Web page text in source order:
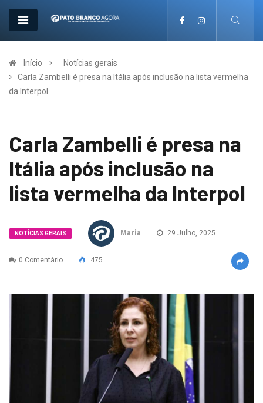
Início
Notícias gerais
Carla Zambelli é presa na Itália após inclusão na lista vermelha
da Interpol
Carla Zambelli é presa na
Itália após inclusão na
lista vermelha da Interpol
NOTÍCIAS GERAIS Maria 29 Julho, 2025
0 Comentário 475